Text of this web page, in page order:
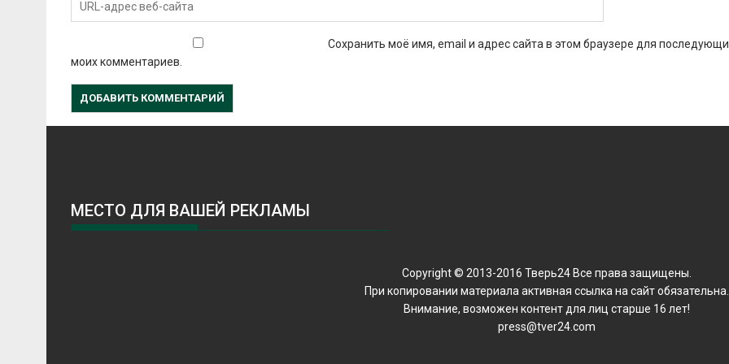
Сохранить моё имя, email и адрес сайта в этом браузере для
моих комментариев.
МЕСТО ДЛЯ ВАШЕЙ РЕКЛАМЫ
Copyright © 2013-2016 Тверь24 Все права защищены.
При копировании материала активная ссылка на сайт обязательна.
Внимание, возможен контент для лиц старше 16 лет!
press@tver24.com